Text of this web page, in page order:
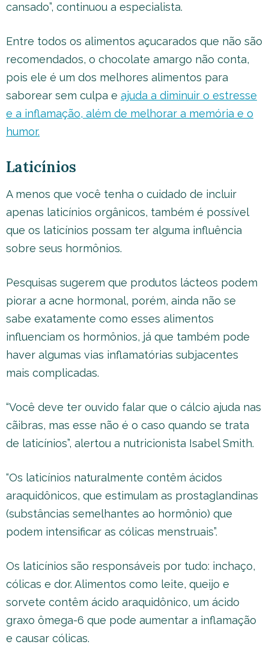
cansado”, continuou a especialista.
Entre todos os alimentos açucarados que não são
recomendados, o chocolate amargo não conta,
pois ele é um dos melhores alimentos para
saborear sem culpa e ajuda a diminuir o estresse
e a inflamação, além de melhorar a memória e o
humor.
Laticínios
A menos que você tenha o cuidado de incluir
apenas laticínios orgânicos, também é possível
que os laticínios possam ter alguma influência
sobre seus hormônios.
Pesquisas sugerem que produtos lácteos podem
piorar a acne hormonal, porém, ainda não se
sabe exatamente como esses alimentos
influenciam os hormônios, já que também pode
haver algumas vias inflamatórias subjacentes
mais complicadas.
“Você deve ter ouvido falar que o cálcio ajuda nas
cãibras, mas esse não é o caso quando se trata
de laticínios”, alertou a nutricionista Isabel Smith.
“Os laticínios naturalmente contêm ácidos
araquidônicos, que estimulam as prostaglandinas
(substâncias semelhantes ao hormônio) que
podem intensificar as cólicas menstruais”.
Os laticínios são responsáveis ​​por tudo: inchaço,
cólicas e dor. Alimentos como leite, queijo e
sorvete contêm ácido araquidônico, um ácido
graxo ômega-6 que pode aumentar a inflamação
e causar cólicas.